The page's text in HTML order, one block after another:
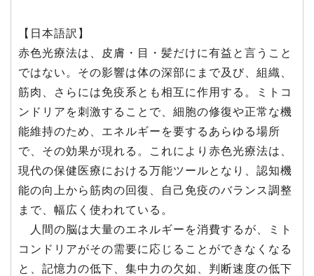
【日本語訳】
赤色光療法は、皮膚・目・髪だけに有益と言うこと
ではない。その影響は体の深部にまで及び、組織、
筋肉、さらには免疫系とも相互に作用する。ミトコ
ンドリアを刺激することで、細胞の修復や正常な機
能維持のため、エネルギーを要するあらゆる場所
で、その効果が現れる。これにより赤色光療法は、
現代の保健医療における万能ツールとなり、認知機
能の向上から筋肉の回復、自己免疫のバランス調整
まで、幅広く使われている。
人間の脳は大量のエネルギーを消費するが、ミト
コンドリアがその需要に応じることができなくなる
と、記憶力の低下、集中力の欠如、判断速度の低下